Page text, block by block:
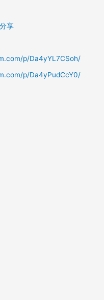
享
p/Da4yYL7CSoh/
p/Da4yPudCcY0/